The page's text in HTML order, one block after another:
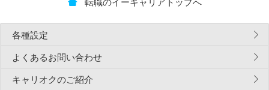
転職のイーキャリアトップへ
各種設定
よくあるお問い合わせ
キャリオクのご紹介